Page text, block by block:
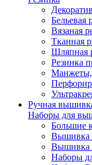
Бельевая
Вязаная
Тканная
Шляпная
Резинка
Манжеты,
Ручная
Наборы для
Большие
Вышивка
Вышивка
Наборы